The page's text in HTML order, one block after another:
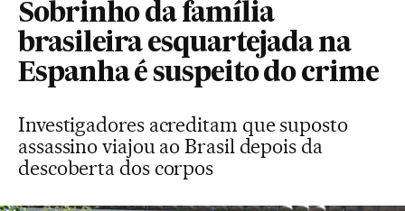
Sobrinho da família
brasileira esquartejada na
Espanha é suspeito do crime
Investigadores acreditam que suposto
assassino viajou ao Brasil depois da
descoberta dos corpos